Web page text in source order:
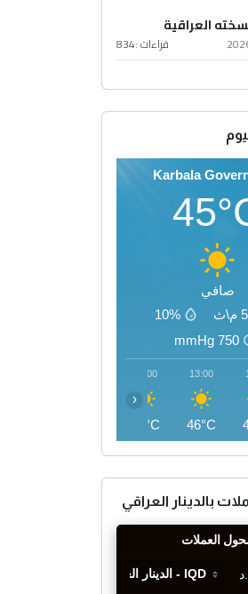
العراقية
قراءات :834
Karbala
صافي
10%
750
mmHg
13:00
46°C
14:00
46°C
‹
بالدينار العراقي